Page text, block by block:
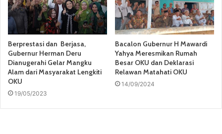
Berprestasi dan Berjasa,
Gubernur Herman Deru
Dianugerahi Gelar Mangku
Alam dari Masyarakat Lengkiti
OKU
19/05/2023
Bacalon Gubernur H Mawardi
Yahya Meresmikan Rumah
Besar OKU dan Deklarasi
Relawan Matahati OKU
14/09/2024